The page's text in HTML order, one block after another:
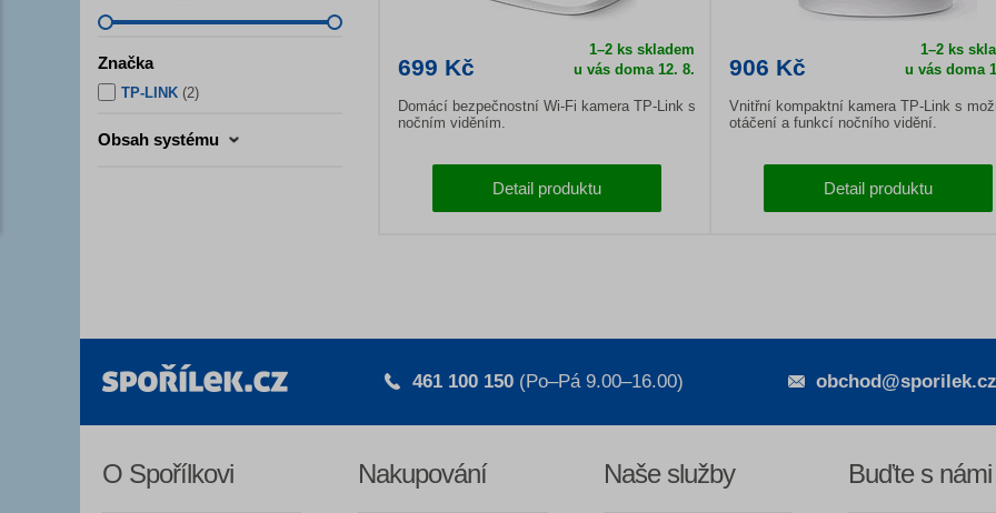
699 Kč
1–2 ks skladem
u vás doma 12. 8.
Domácí bezpečnostní Wi-Fi kamera TP-Link s
nočním viděním.
Detail produktu
906 Kč
1–2 ks
u vás doma
Vnitřní kompaktní kamera TP-Link s
otáčení a funkcí nočního vidění.
Detail produktu
Značka
TP-LINK (2)
Obsah systému
461 100 150 (Po–Pá 9.00–16.00) obchod@sporilek.cz
O Spořílkovi Nakupování Naše služby Buďte s námi